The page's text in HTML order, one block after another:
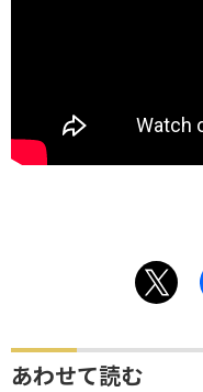
あわせて読む